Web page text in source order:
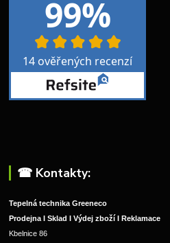
☎︎ Kontakty:
Tepelná technika Greeneco
Prodejna I Sklad I Výdej zboží I Reklamace
Kbelnice 86